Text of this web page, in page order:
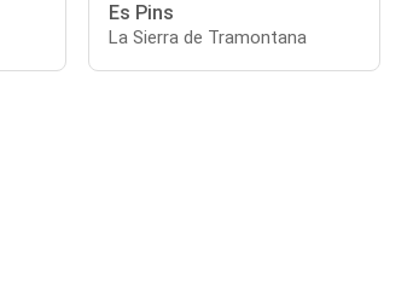
Es Pins
La Sierra de Tramontana